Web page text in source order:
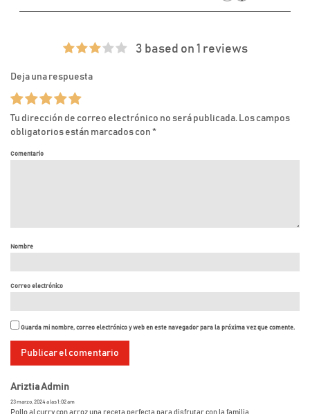
3 based on 1 reviews
Deja una respuesta
Tu dirección de correo electrónico no será publicada. Los campos
obligatorios están marcados con *
Comentario
Nombre
Correo electrónico
Guarda mi nombre, correo electrónico y web en este navegador para la próxima vez que comente.
Ariztia Admin
23 marzo, 2024 a las 1:02 am
Pollo al curry con arroz una receta perfecta para disfrutar con la familia.